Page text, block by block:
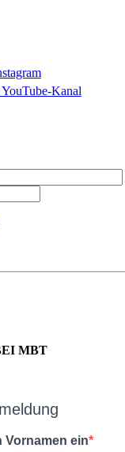
Kanal
MBT
Vornamen ein